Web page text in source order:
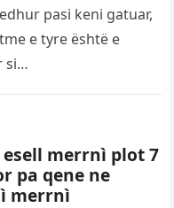
pasi keni gatuar,
e tyre është e
si…
merrnì plot 7
pa qene ne
merrnì